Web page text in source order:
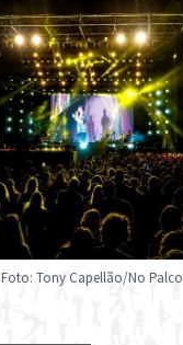
Foto: Tony Capellão/No Palco